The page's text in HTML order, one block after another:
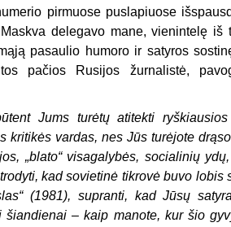
pirmuose puslapiuose
Maskva delegavo mane, vienintelę
pasaulio humoro ir satyros
pačios Rusijos žurnalistė,
Jums turėtų atitekti
kritikės vardas, nes Jūs turėjote
„blato“ visagalybės, socialinių
kad sovietinė tikrovė buvo lobis
(1981), supranti, kad Jūsų
– kaip manote, kur šio